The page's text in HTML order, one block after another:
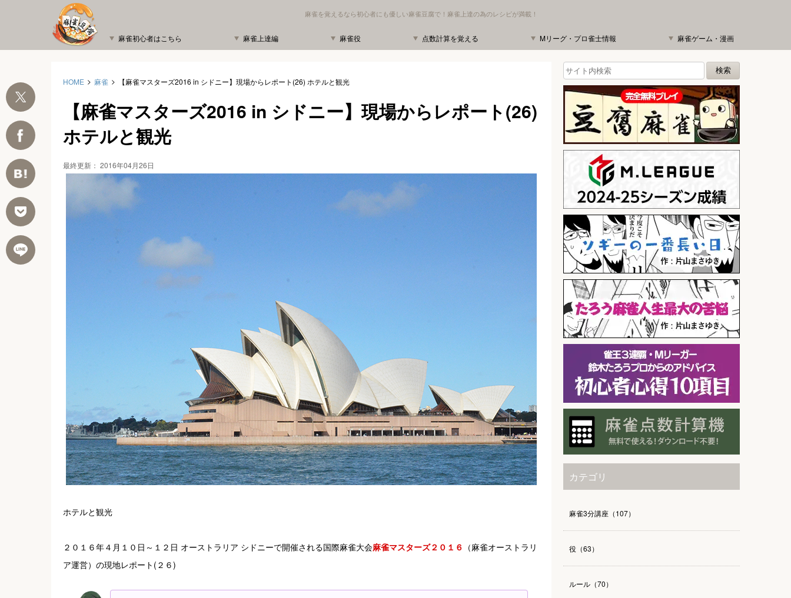
麻雀を覚えるなら初心者にも優しい麻雀豆腐で！麻雀上達の為のレシピが満載！
麻雀初心者はこちら 麻雀上達編 麻雀役 点数計算を覚える Mリーグ・プロ雀士情報 麻雀ゲーム・漫画
HOME 麻雀 【麻雀マスターズ2016 in シドニー】現場からレポート(26) ホテルと観光
【麻雀マスターズ2016 in シドニー】現場からレポート(26)
ホテルと観光
最終更新： 2016年04月26日
ホテルと観光
２０１６年４月１０日～１２日 オーストラリア シドニーで開催される国際麻雀大会麻雀マスターズ２０１６ （麻雀オーストラリ
ア運営）の現地レポート(２６)
カテゴリ
麻雀3分講座（107）
役（63）
ルール（70）